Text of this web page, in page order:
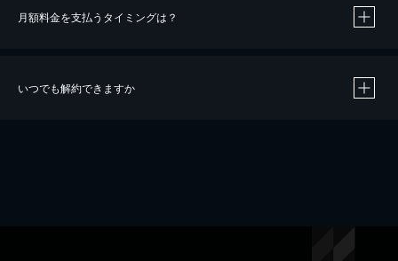
※40％ポイント還元の対象は、クレジットカード決済による作品の購入 / レンタルです。
iOSアプリのUコイン決済による作品の購入 / レンタルは、20％のポイント還元です。
月額料金を支払うタイミングは？
いつでも解約できますか